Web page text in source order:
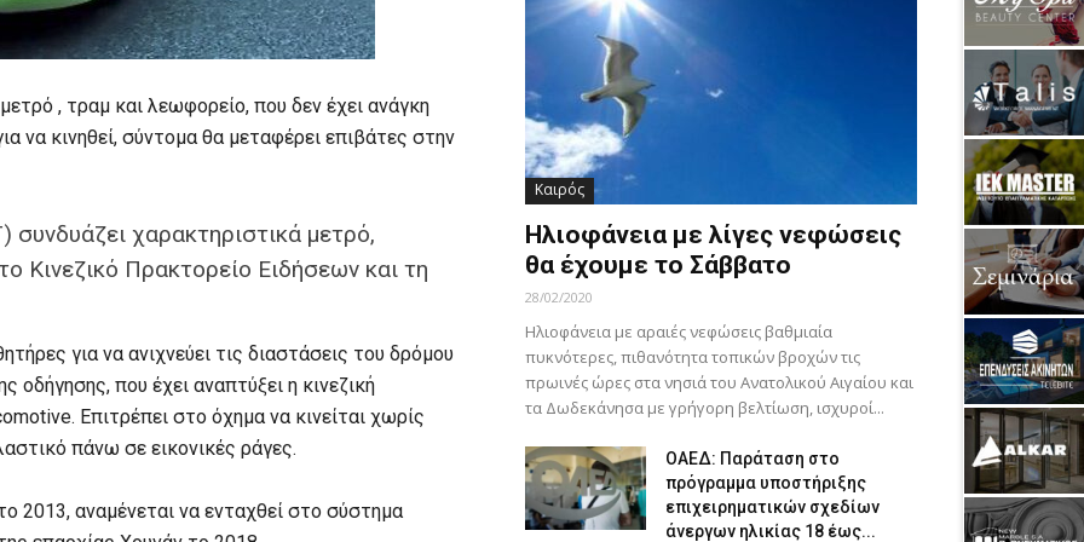
, τραμ και λεωφορείο, που δεν έχει ανάγκη
να κινηθεί, σύντομα θα μεταφέρει επιβάτες στην
χαρακτηριστικά μετρό,
Κινεζικό Πρακτορείο Ειδήσεων και τη
για να ανιχνεύει τις διαστάσεις του δρόμου
οδήγησης, που έχει αναπτύξει η κινεζική
Επιτρέπει στο όχημα να κινείται χωρίς
πάνω σε εικονικές ράγες.
2013, αναμένεται να ενταχθεί στο σύστημα
Καιρός
Ηλιοφάνεια με λίγες νεφώσεις
θα έχουμε το Σάββατο
28/02/2020
Ηλιοφάνεια με αραιές νεφώσεις βαθμιαία
πυκνότερες, πιθανότητα τοπικών βροχών τις
πρωινές ώρες στα νησιά του Ανατολικού Αιγαίου και
τα Δωδεκάνησα με γρήγορη βελτίωση, ισχυροί...
ΟΑΕΔ: Παράταση στο
πρόγραμμα υποστήριξης
επιχειρηματικών σχεδίων
άνεργων ηλικίας 18 έως...